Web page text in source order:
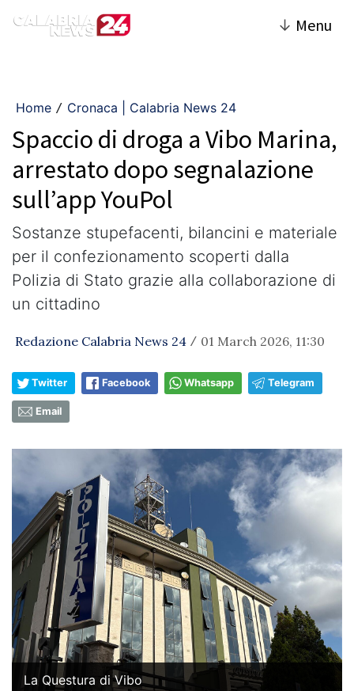
↓ Menu
Home / Cronaca | Calabria News 24
Spaccio di droga a Vibo Marina,
arrestato dopo segnalazione
sull’app YouPol
Sostanze stupefacenti, bilancini e materiale
per il confezionamento scoperti dalla
Polizia di Stato grazie alla collaborazione di
un cittadino
Redazione Calabria News 24 / 01 March 2026, 11:30
Twitter Facebook Whatsapp Telegram
Email
La Questura di Vibo